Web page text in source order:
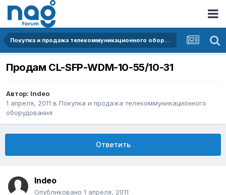
Покупка и продажа телекоммуникационного оборудования
Продам CL-SFP-WDM-10-55/10-31
Автор: Indeo
1 апреля, 2011 в Покупка и продажа телекоммуникационного
оборудования
Ответить
Indeo
Опубликовано 1 апреля, 2011